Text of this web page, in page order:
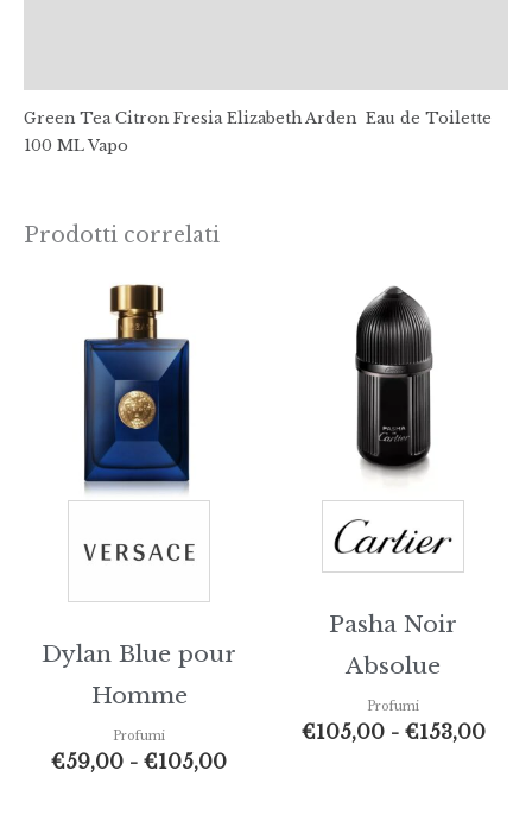
Green Tea Citron Fresia Elizabeth Arden Eau de Toilette
100 ML Vapo
Prodotti correlati
Dylan Blue pour
Homme
Profumi
€59,00 - €105,00
Pasha Noir
Absolue
Profumi
€105,00 - €153,00